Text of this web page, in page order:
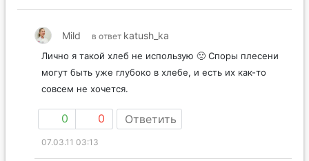
Mild в ответ katush_ka
Лично я такой хлеб не использую 🙁 Споры плесени
могут быть уже глубоко в хлебе, и есть их как-то
совсем не хочется.
0 0 Ответить
07.03.11 03:13